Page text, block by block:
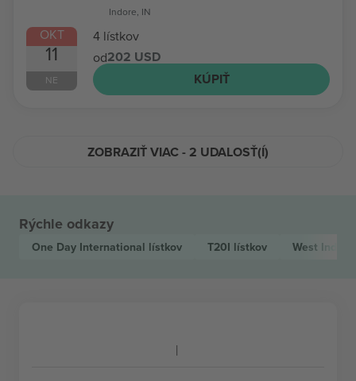
OKT
11
NE
Indore, IN
4 lístkov
od202 USD
KÚPIŤ
ZOBRAZIŤ VIAC - 2 UDALOSŤ(Í)
Rýchle odkazy
One Day International lístkov T20I lístkov West